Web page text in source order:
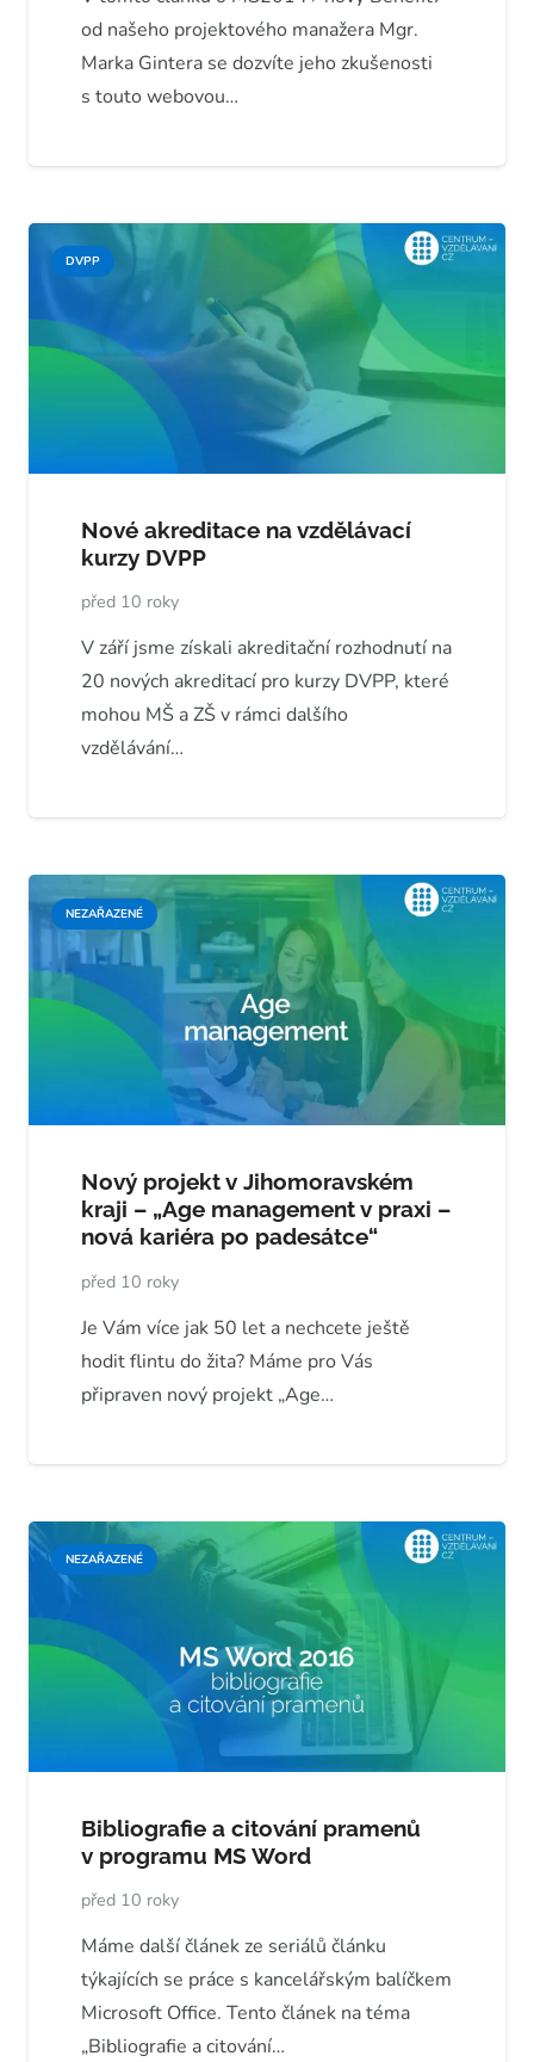
od našeho projektového manažera Mgr.
Marka Gintera se dozvíte jeho zkušenosti
s touto webovou…
DVPP
Nové akreditace na vzdělávací
kurzy DVPP
před 10 roky
V září jsme získali akreditační rozhodnutí na
20 nových akreditací pro kurzy DVPP, které
mohou MŠ a ZŠ v rámci dalšího
vzdělávání…
NEZAŘAZENÉ
Nový projekt v Jihomoravském
kraji – „Age management v praxi –
nová kariéra po padesátce“
před 10 roky
Je Vám více jak 50 let a nechcete ještě
hodit flintu do žita? Máme pro Vás
připraven nový projekt „Age…
NEZAŘAZENÉ
Bibliografie a citování pramenů
v programu MS Word
před 10 roky
Máme další článek ze seriálů článku
týkajících se práce s kancelářským balíčkem
Microsoft Office. Tento článek na téma
„Bibliografie a citování…